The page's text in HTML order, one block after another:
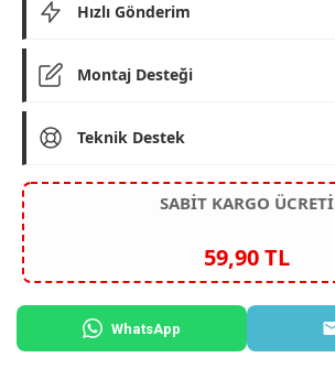
Hızlı Gönderim
Montaj Desteği
Teknik Destek
SABİT KARGO ÜCRETİ
59,90 TL
WhatsApp